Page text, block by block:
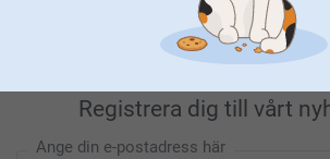
Registrera dig till vårt
Ange din e-postadress här